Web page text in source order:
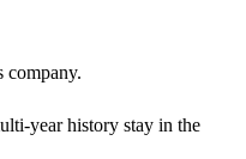
company.
year history stay in the